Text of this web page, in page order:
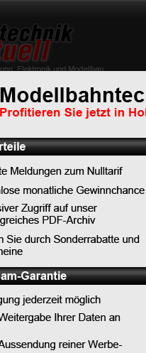
Archiv Magazin
dass das
zwischen
Mittelleiter und
Die
Elektroerosion, auch
genannt (von lateinisch